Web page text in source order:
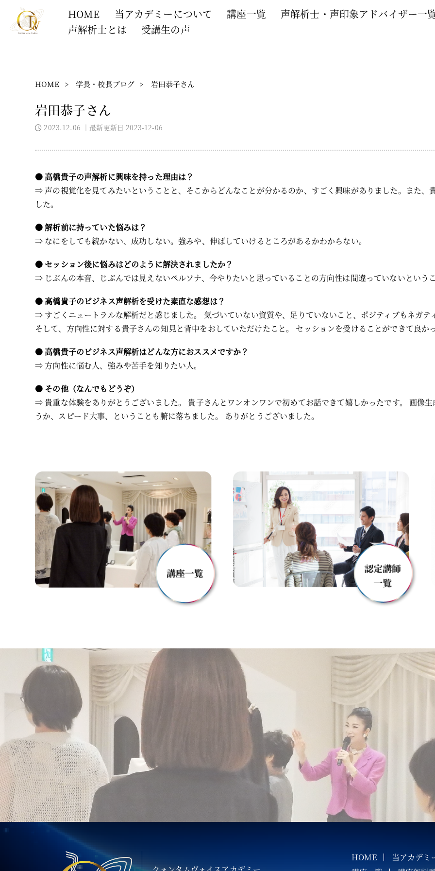
HOME 当アカデミーについて 講座一覧
声解析士・声印象アドバイザー一
声解析士とは
受講生の声
HOME > 学長・校長ブログ > 岩田恭子さん
岩田恭子さん
2023.12.06 ｜最新更新日 2023-12-06
● 高橋貴子の声解析に興味を持った理由は？
⇒ 声の視覚化を見てみたいということと、そこからどんなことが分かるのか、すごく興味がありました。また、
した。
●解析前に持っていた悩みは？
⇒ なにをしても続かない、成功しない。強みや、伸ばしていけるところがあるかわからない。
● セッション後に悩みはどのように解決されましたか？
⇒ じぶんの本音、じぶんでは見えないペルソナ、今やりたいと思っていることの方向性は間違っていないという
● 高橋貴子のビジネス声解析を受けた素直な感想は？
⇒ すごくニュートラルな解析だと感じました。 気づいていない資質や、足りていないこと、ポジティブもネガ
そして、方向性に対する貴子さんの知見と背中をおしていただけたこと。 セッションを受けることができて良か
● 高橋貴子のビジネス声解析はどんな方におススメですか？
⇒ 方向性に悩む人、強みや苦手を知りたい人。
● その他（なんでもどうぞ）
⇒ 貴重な体験をありがとうございました。 貴子さんとワンオンワンで初めてお話できて嬉しかったです。 画像
うか、スピード大事、ということも腑に落ちました。 ありがとうございました。
HOME
当アカデミ